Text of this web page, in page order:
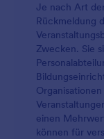
Je nach Art
Rückmeldung
Zwecken. Sie
einen
können für